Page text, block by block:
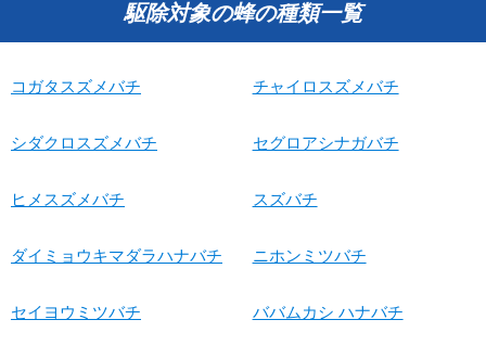
駆除対象の蜂の種類一覧
コガタスズメバチ チャイロスズメバチ
シダクロスズメバチ セグロアシナガバチ
ヒメスズメバチ スズバチ
ダイミョウキマダラハナバチ ニホンミツバチ
セイヨウミツバチ ババムカシ ハナバチ